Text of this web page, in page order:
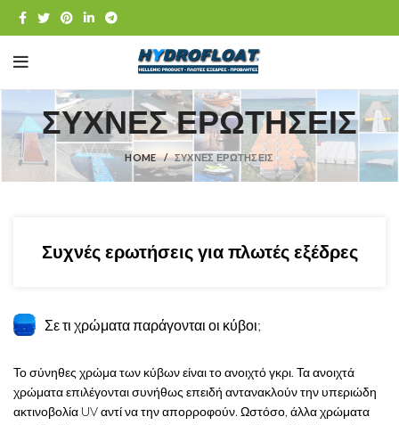
ΣΥΧΝΕΣ ΕΡΩΤΗΣΕΙΣ
HOME ΣΥΧΝΕΣ ΕΡΩΤΗΣΕΙΣ
Συχνές ερωτήσεις για πλωτές εξέδρες
Σε τι χρώματα παράγονται οι κύβοι;
Το σύνηθες χρώμα των κύβων είναι το ανοιχτό γκρι. Τα ανοιχτά
χρώματα επιλέγονται συνήθως επειδή αντανακλούν την υπεριώδη
ακτινοβολία UV αντί να την απορροφούν. Ωστόσο, άλλα χρώματα